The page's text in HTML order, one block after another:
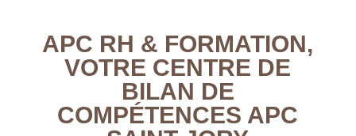
APC RH & FORMATION,
VOTRE CENTRE DE
BILAN DE
COMPÉTENCES APC